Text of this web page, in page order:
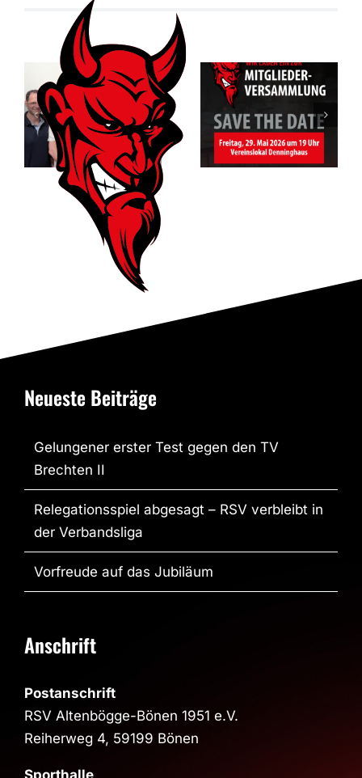
Vorfreude auf
das Jubiläum
des RSV
Altenbögge-
Bönen 1951
e.V.
Neueste Beiträge
Gelungener erster Test gegen den TV
Brechten II
Relegationsspiel abgesagt – RSV verbleibt in
der Verbandsliga
Vorfreude auf das Jubiläum
Anschrift
Postanschrift
RSV Altenbögge-Bönen 1951 e.V.
Reiherweg 4, 59199 Bönen
Sporthalle